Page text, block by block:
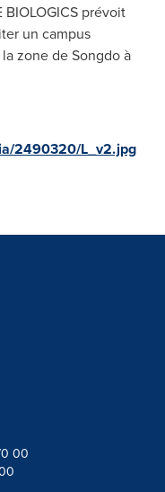
prévoit
un campus
zone de Songdo à
2490320/L_v2.jpg
00